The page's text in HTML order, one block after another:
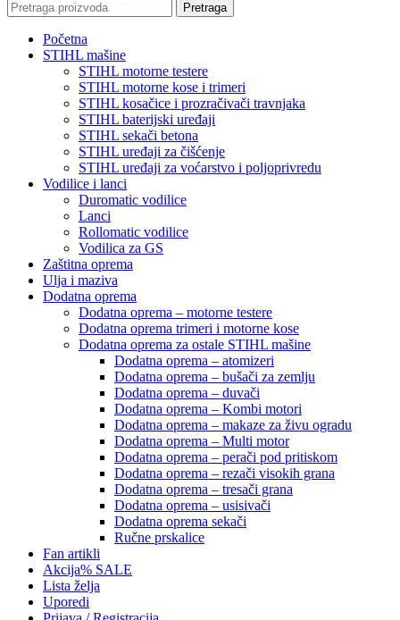
Pretraga
Početna
STIHL mašine
STIHL motorne testere
STIHL motorne kose i trimeri
STIHL kosačice i prozračivači travnjaka
STIHL baterijski uređaji
STIHL sekači betona
STIHL uređaji za čišćenje
STIHL uređaji za voćarstvo i poljoprivredu
Vodilice i lanci
Duromatic vodilice
Lanci
Rollomatic vodilice
Vodilica za GS
Zaštitna oprema
Ulja i maziva
Dodatna oprema
Dodatna oprema – motorne testere
Dodatna oprema trimeri i motorne kose
Dodatna oprema za ostale STIHL mašine
Dodatna oprema – atomizeri
Dodatna oprema – bušači za zemlju
Dodatna oprema – duvači
Dodatna oprema – Kombi motori
Dodatna oprema – makaze za živu ogradu
Dodatna oprema – Multi motor
Dodatna oprema – perači pod pritiskom
Dodatna oprema – rezači visokih grana
Dodatna oprema – tresači grana
Dodatna oprema – usisivači
Dodatna oprema sekači
Ručne prskalice
Fan artikli
Akcija% SALE
Lista želja
Uporedi